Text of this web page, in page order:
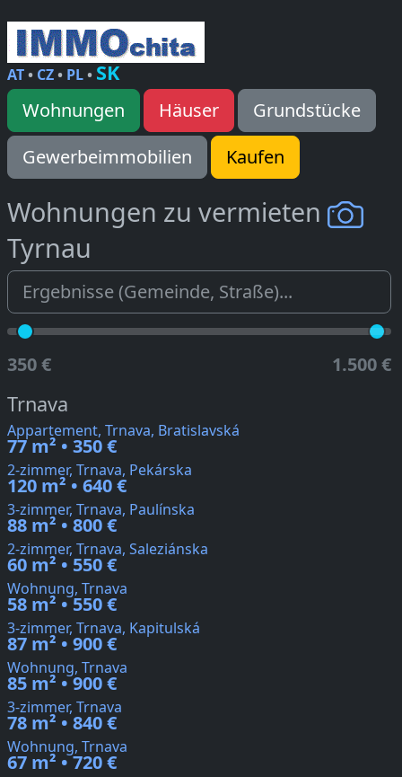
AT• CZ• PL• SK
Wohnungen Häuser
Grundstücke
Gewerbeimmobilien
Kaufen
Wohnungen zu vermieten
Tyrnau
350 € 1.500 €
Trnava
Appartement, Trnava, Bratislavská
77 m² • 350 €
2-zimmer, Trnava, Pekárska
120 m² • 640 €
3-zimmer, Trnava, Paulínska
88 m² • 800 €
2-zimmer, Trnava, Saleziánska
60 m² • 550 €
Wohnung, Trnava
58 m² • 550 €
3-zimmer, Trnava, Kapitulská
87 m² • 900 €
Wohnung, Trnava
85 m² • 900 €
3-zimmer, Trnava
78 m² • 840 €
Wohnung, Trnava
67 m² • 720 €